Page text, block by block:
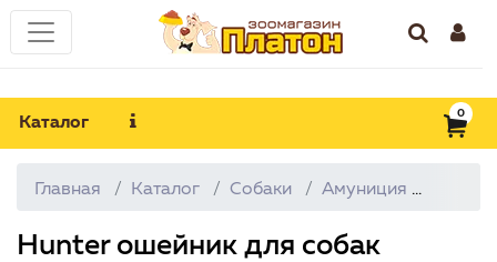
Каталог
0
Главная Каталог Собаки Амуниция
Hunter ошейник для собак